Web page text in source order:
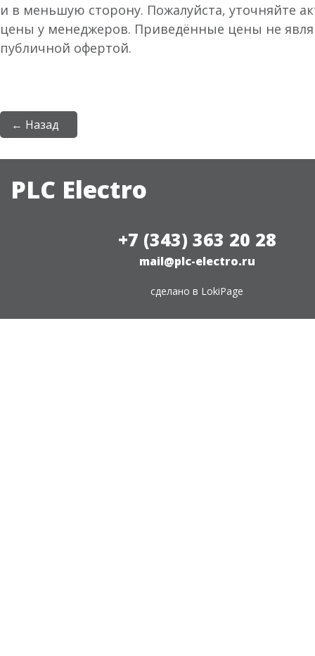
и в меньшую сторону. Пожалуйста, уточняйте
цены у менеджеров. Приведённые цены не
публичной офертой.
← Назад
PLC Electro
+7 (343) 363 20 28
mail@plc-electro.ru
сделано в LokiPage